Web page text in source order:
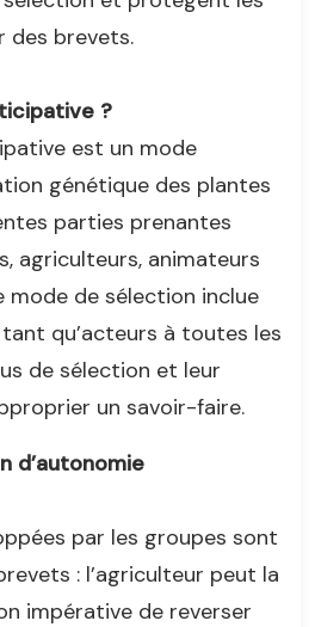
des brevets.
?
est un mode
génétique des plantes
parties prenantes
agriculteurs, animateurs
mode de sélection inclue
qu’acteurs à toutes les
de sélection et leur
un savoir-faire.
d’autonomie
par les groupes sont
: l’agriculteur peut la
impérative de reverser